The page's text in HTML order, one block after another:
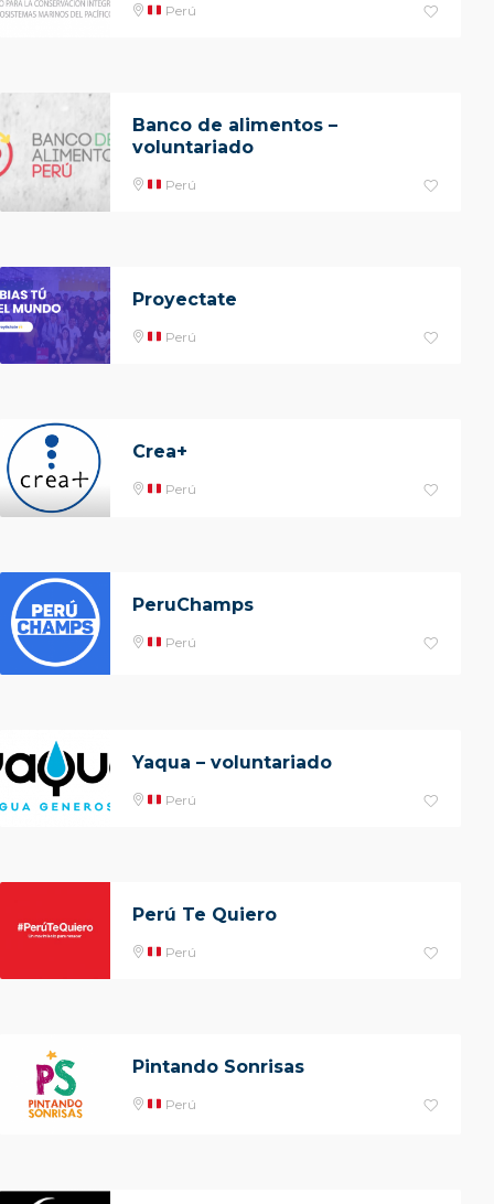
Perú
Banco de alimentos –
voluntariado
Perú
Proyectate
Perú
Crea+
Perú
PeruChamps
Perú
Yaqua – voluntariado
Perú
Perú Te Quiero
Perú
Pintando Sonrisas
Perú